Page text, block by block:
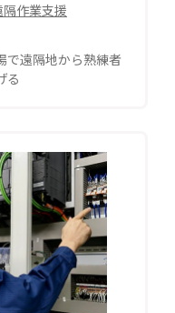
隔作業支援
で遠隔地から熟練者
る